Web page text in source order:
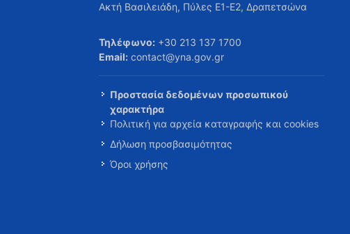
Ακτή Βασιλειάδη, Πύλες Ε1-Ε2, Δραπετσώνα
Τηλέφωνο: +30 213 137 1700
Email: contact@yna.gov.gr
Προστασία δεδομένων προσωπικού
χαρακτήρα
Πολιτική για αρχεία καταγραφής και cookies
Δήλωση προσβασιμότητας
Όροι χρήσης